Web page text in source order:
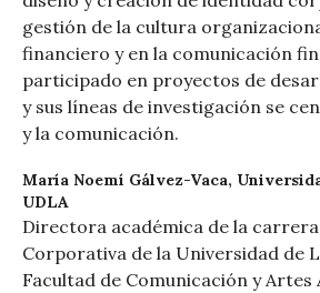
gestión de la cultura
financiero y en la comunicación
participado en proyectos de
y sus líneas de investigación se
y la comunicación.
María Noemí Gálvez-Vaca,
UDLA
Directora académica de la
Corporativa de la Universidad de
Facultad de Comunicación y Artes